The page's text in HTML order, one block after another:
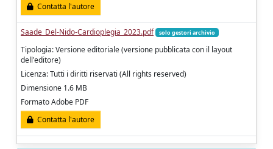
Contatta l'autore
Saade_Del-Nido-Cardioplegia_2023.pdf solo gestori archivio
Tipologia: Versione editoriale (versione pubblicata con il layout
dell'editore)
Licenza: Tutti i diritti riservati (All rights reserved)
Dimensione 1.6 MB
Formato Adobe PDF
Contatta l'autore